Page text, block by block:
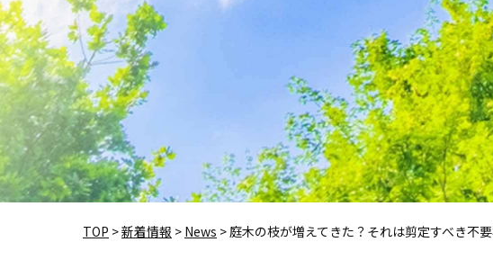
TOP >新着情報 > News >庭木の枝が増えてきた？それは剪定すべき不